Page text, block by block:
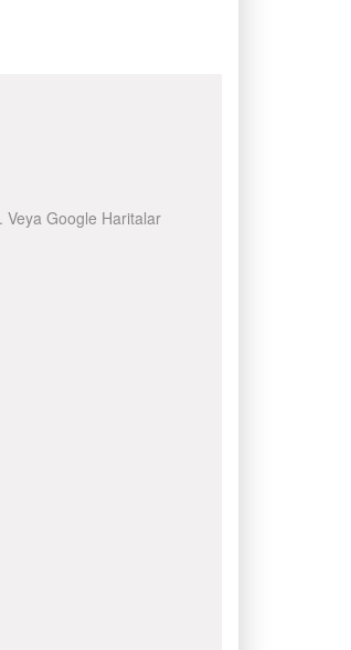
Veya Google Haritalar